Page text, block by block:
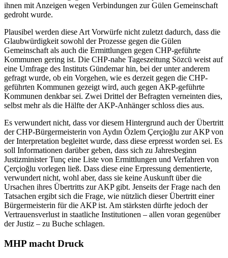
ihnen mit Anzeigen wegen Verbindungen zur Gülen Gemeinschaft
gedroht wurde.
Plausibel werden diese Art Vorwürfe nicht zuletzt dadurch, dass die
Glaubwürdigkeit sowohl der Prozesse gegen die Gülen
Gemeinschaft als auch die Ermittlungen gegen CHP-geführte
Kommunen gering ist. Die CHP-nahe Tageszeitung Sözcü weist auf
eine Umfrage des Instituts Gündemar hin, bei der unter anderem
gefragt wurde, ob ein Vorgehen, wie es derzeit gegen die CHP-
geführten Kommunen gezeigt wird, auch gegen AKP-geführte
Kommunen denkbar sei. Zwei Drittel der Befragten verneinten dies,
selbst mehr als die Hälfte der AKP-Anhänger schloss dies aus.
Es verwundert nicht, dass vor diesem Hintergrund auch der Übertritt
der CHP-Bürgermeisterin von Aydın Özlem Çerçioğlu zur AKP von
der Interpretation begleitet wurde, dass diese erpresst worden sei. Es
soll Informationen darüber geben, dass sich zu Jahresbeginn
Justizminister Tunç eine Liste von Ermittlungen und Verfahren von
Çerçioğlu vorlegen ließ. Dass diese eine Erpressung dementierte,
verwundert nicht, wohl aber, dass sie keine Auskunft über die
Ursachen ihres Übertritts zur AKP gibt. Jenseits der Frage nach den
Tatsachen ergibt sich die Frage, wie nützlich dieser Übertritt einer
Bürgermeisterin für die AKP ist. Am stärksten dürfte jedoch der
Vertrauensverlust in staatliche Institutionen – allen voran gegenüber
der Justiz – zu Buche schlagen.
MHP macht Druck